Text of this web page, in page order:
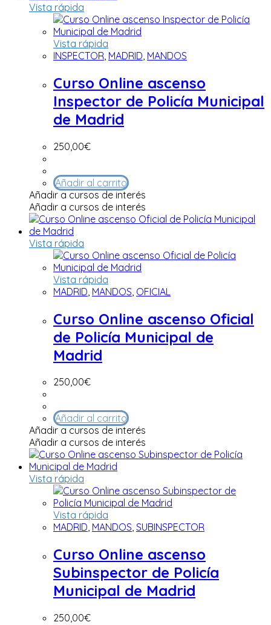
Vista rápida
Vista rápida
INSPECTOR MADRID MANDOS
Curso Online ascenso
Inspector de Policía Municipal
de Madrid
250,00€
Añadir al carrito
Añadir a cursos de interés
Añadir a cursos de interés
Vista rápida
Vista rápida
MADRID MANDOS OFICIAL
Curso Online ascenso Oficial
de Policía Municipal de
Madrid
250,00€
Añadir al carrito
Añadir a cursos de interés
Añadir a cursos de interés
Vista rápida
Vista rápida
MADRID, MANDOS, SUBINSPECTOR
Curso Online ascenso
Subinspector de Policía
Municipal de Madrid
250,00€